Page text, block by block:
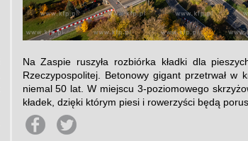
Na Zaspie ruszyła rozbiórka kładki dla
Rzeczypospolitej. Betonowy gigant przetrwał w
niemal 50 lat. W miejscu 3-poziomowego
kładek, dzięki którym piesi i rowerzyści będą